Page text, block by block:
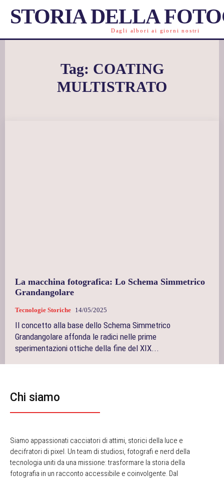
STORIA DELLA
Dagli albori ai giorni nostri
Tag: COATING
MULTISTRATO
La macchina fotografica: Lo Schema Simmetrico
Grandangolare
Tecnologie Storiche 14/05/2025
Il concetto alla base dello Schema Simmetrico
Grandangolare affonda le radici nelle prime
sperimentazioni ottiche della fine del XIX...
Chi siamo
Siamo appassionati cacciatori di attimi, storici della luce e
decifratori di pixel. Un team di studiosi, fotografi e nerd della
tecnologia uniti da una missione: trasformare la storia della
fotografia in un racconto accessibile e coinvolgente. Dal